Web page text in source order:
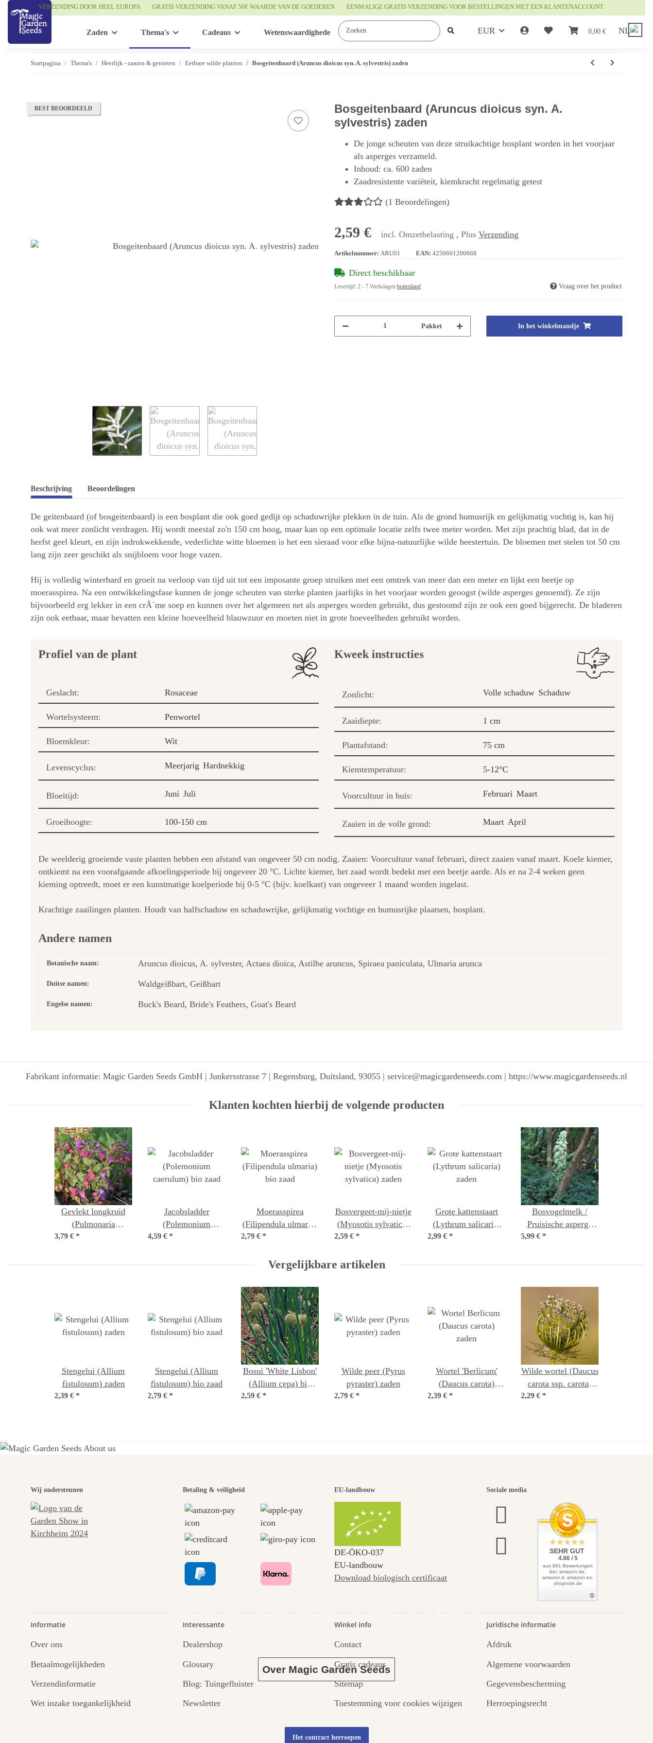
VERZENDING DOOR HEEL EUROPA GRATIS VERZENDING VANAF 50€ WAARDE VAN DE GOEDEREN EENMALIGE GRATIS VERZENDING VOOR BESTELLINGEN MET EEN KLANTENACCOUNT
EUR 0,00 € NL
Zaden Thema's Cadeaus Wetenswaardigheden
Startpagina Thema's Heerlijk - zaaien & genieten Eetbare wilde planten Bosgeitenbaard (Aruncus dioicus syn. A. sylvestris) zaden
BEST BEOORDEELD
Bosgeitenbaard (Aruncus dioicus syn. A.
sylvestris) zaden
De jonge scheuten van deze struikachtige bosplant worden in het voorjaar
als asperges verzameld.
Inhoud: ca. 600 zaden
Zaadresistente variëteit, kiemkracht regelmatig getest
(1 Beoordelingen)
2,59 € incl. Omzetbelasting , Plus Verzending
Artikelnummer: ARU01 EAN: 4250601200668
Direct beschikbaar
Levertijd: 2 - 7 Werkdagen buitenland Vraag over het product
Pakket In het winkelmandje
Beschrijving Beoordelingen
De geitenbaard (of bosgeitenbaard) is een bosplant die ook goed gedijt op schaduwrijke plekken in de tuin. Als de grond humusrijk en gelijkmatig vochtig is, kan hij
ook wat meer zonlicht verdragen. Hij wordt meestal zo'n 150 cm hoog, maar kan op een optimale locatie zelfs twee meter worden. Met zijn prachtig blad, dat in de
herfst geel kleurt, en zijn indrukwekkende, vederlichte witte bloemen is het een sieraad voor elke bijna-natuurlijke wilde heestertuin. De bloemen met stelen tot 50 cm
lang zijn zeer geschikt als snijbloem voor hoge vazen.
Hij is volledig winterhard en groeit na verloop van tijd uit tot een imposante groep struiken met een omtrek van meer dan een meter en lijkt een beetje op
moerasspirea. Na een ontwikkelingsfase kunnen de jonge scheuten van sterke planten jaarlijks in het voorjaar worden geoogst (wilde asperges genoemd). Ze zijn
bijvoorbeeld erg lekker in een crÃ¨me soep en kunnen over het algemeen net als asperges worden gebruikt, dus gestoomd zijn ze ook een goed bijgerecht. De bladeren
zijn ook eetbaar, maar bevatten een kleine hoeveelheid blauwzuur en moeten niet in grote hoeveelheden gebruikt worden.
Profiel van de plant
Geslacht: Rosaceae
Wortelsysteem: Penwortel
Bloemkleur: Wit
Levenscyclus: Meerjarig Hardnekkig
Bloeitijd: Juni Juli
Groeihoogte: 100-150 cm
Kweek instructies
Zonlicht: Volle schaduw Schaduw
Zaaidiepte: 1 cm
Plantafstand: 75 cm
Kiemtemperatuur: 5-12°C
Voorcultuur in huis: Februari Maart
Zaaien in de volle grond: Maart April
De weelderig groeiende vaste planten hebben een afstand van ongeveer 50 cm nodig. Zaaien: Voorcultuur vanaf februari, direct zaaien vanaf maart. Koele kiemer,
ontkiemt na een voorafgaande afkoelingsperiode bij ongeveer 20 °C. Lichte kiemer, het zaad wordt bedekt met een beetje aarde. Als er na 2-4 weken geen
kieming optreedt, moet er een kunstmatige koelperiode bij 0-5 °C (bijv. koelkast) van ongeveer 1 maand worden ingelast.
Krachtige zaailingen planten. Houdt van halfschaduw en schaduwrijke, gelijkmatig vochtige en humusrijke plaatsen, bosplant.
Andere namen
Botanische naam: Aruncus dioicus, A. sylvester, Actaea dioica, Astilbe aruncus, Spiraea paniculata, Ulmaria arunca
Duitse namen: Waldgeißbart, Geißbart
Engelse namen: Buck's Beard, Bride's Feathers, Goat's Beard
Fabrikant informatie: Magic Garden Seeds GmbH | Junkersstrasse 7 | Regensburg, Duitsland, 93055 | service@magicgardenseeds.com | https://www.magicgardenseeds.nl
Klanten kochten hierbij de volgende producten
Gevlekt longkruid
(Pulmonaria
officinalis) bio zaad
3,79 € *
Jacobsladder
(Polemonium
caerulum) bio zaad
4,59 € *
Moerasspirea
(Filipendula ulmaria)
bio zaad
2,79 € *
Bosvergeet-mij-nietje
(Myosotis sylvatica)
2,59 € *
Grote kattenstaart
(Lythrum salicaria)
2,99 € *
Bosvogelmelk /
Pruisische asperge
(Ornithogalum
5,99 € *
Vergelijkbare artikelen
Stengelui (Allium
fistulosum) zaden
2,39 € *
Stengelui (Allium
fistulosum) bio zaad
2,79 € *
Bosui 'White Lisbon'
(Allium cepa) bio
2,59 € *
Wilde peer (Pyrus
pyraster) zaden
2,79 € *
Wortel 'Berlicum'
(Daucus carota)
2,39 € *
Wilde wortel (Daucus
carota ssp. carota)
2,29 € *
Een van de mooiste
paden naar onszelf
leidt door de tuin.
Over Magic Garden Seeds
Wij ondersteunen Betaling & veiligheid EU-landbouw
DE‑ÖKO‑037
EU-landbouw
Download biologisch certificaat
Sociale media
SEHR GUT
4.86 / 5
aus 861 Bewertungen
bei: amazon.de,
amazon.it, amazon.es,
shopvote.de
Informatie
Over ons
Betaalmogelijkheden
Verzendinformatie
Wet inzake toegankelijkheid
Interessante
Dealershop
Glossary
Blog: Tuingefluister
Newsletter
Winkel info
Contact
Gratis cadeaus
Sitemap
Toestemming voor cookies wijzigen
Juridische informatie
Afdruk
Algemene voorwaarden
Gegevensbescherming
Herroepingsrecht
Het contract herroepen